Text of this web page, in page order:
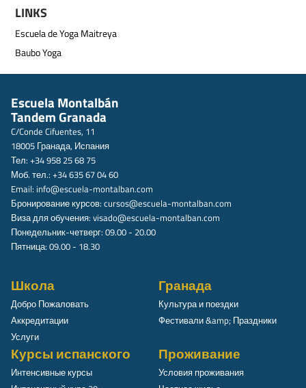
LINKS
Escuela de Yoga Maitreya
Baubo Yoga
Escuela Montalbán
Tandem Granada
C/Conde Cifuentes, 11
18005 Гранада, Испания
Тел: +34 958 25 68 75
Моб. тел.: +34 635 67 04 60
Email: info@escuela-montalban.com
Бронирование курсов: cursos@escuela-montalban.com
Виза для обучения: visado@escuela-montalban.com
Понедельник-четверг: 09.00 - 20.00
Пятница: 09.00 - 18.30
Школа
Добро Пожаловать
Аккредитации
Услуги
Гранада
Культура и поездки
Фестивали &amp; Праздники
Курсы испанского
Интенсивные курсы
Проживание
Условия проживания